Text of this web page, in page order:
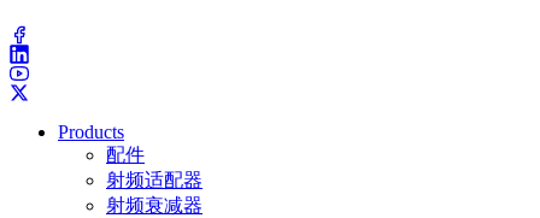
Products
配件
射频适配器
射频衰减器